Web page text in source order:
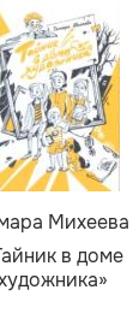
Михеева
в доме